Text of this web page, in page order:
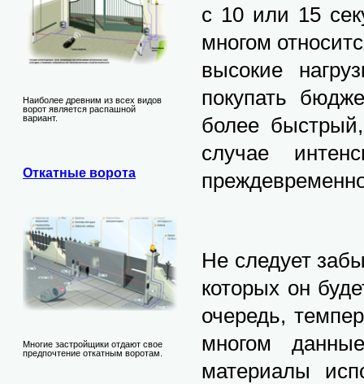
Наиболее древним из всех видов
ворот является распашной
вариант.
Откатные ворота
Многие застройщики отдают свое
предпочтение откатным воротам.
с 10 или 15
многом
высокие
покупать
более
случае
Не следует
которых он
очередь,
многом
материалы